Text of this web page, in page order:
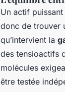
Un actif
donc de trouver
qu’intervient la
des tensioactifs
molécules
être testée